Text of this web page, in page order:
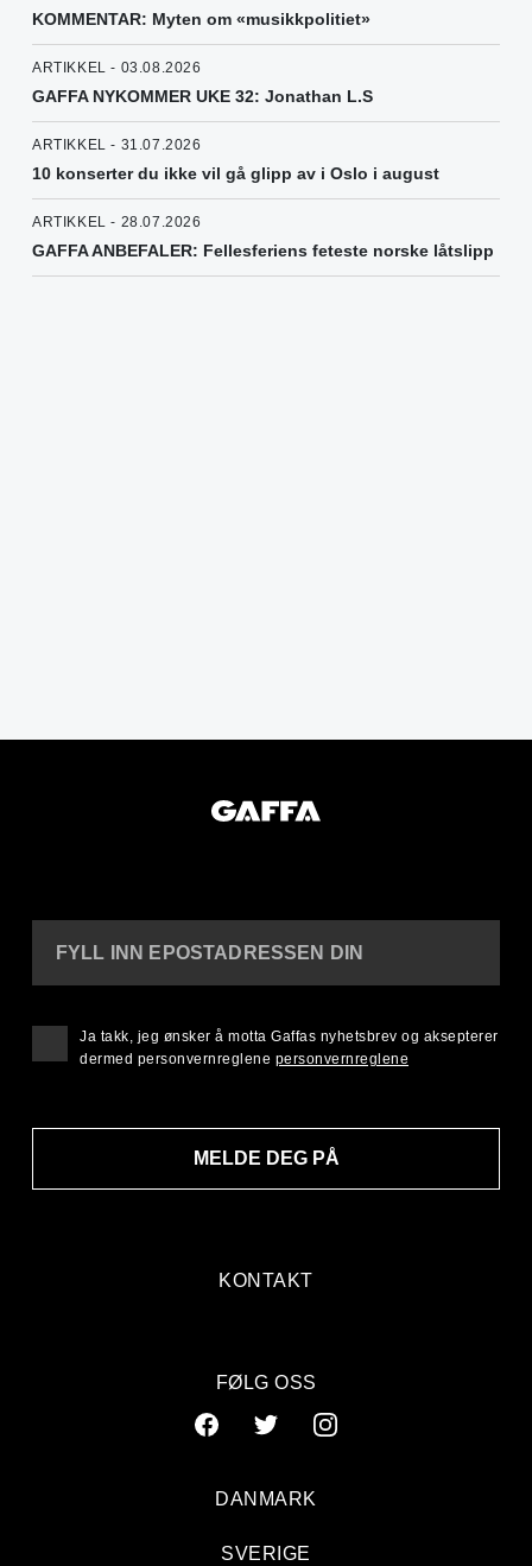
KOMMENTAR: Myten om «musikkpolitiet»
ARTIKKEL - 03.08.2026
GAFFA NYKOMMER UKE 32: Jonathan L.S
ARTIKKEL - 31.07.2026
10 konserter du ikke vil gå glipp av i Oslo i august
ARTIKKEL - 28.07.2026
GAFFA ANBEFALER: Fellesferiens feteste norske låtslipp
KONTAKT
FYLL INN EPOSTADRESSEN DIN
MELDE DEG PÅ
Ja takk, jeg ønsker å motta Gaffas nyhetsbrev og aksepterer
dermed personvernreglene personvernreglene
FØLG OSS
DANMARK
SVERIGE